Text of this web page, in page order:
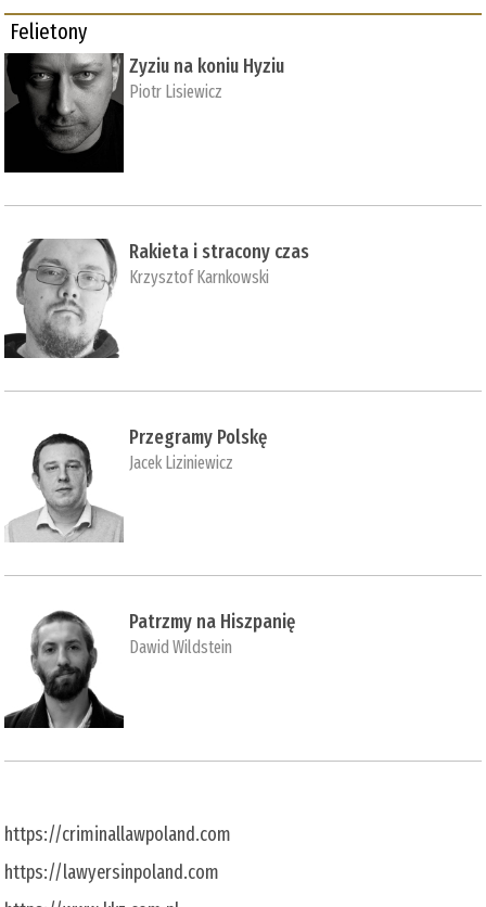
Felietony
Zyziu na koniu Hyziu
Piotr Lisiewicz
Rakieta i stracony czas
Krzysztof Karnkowski
Przegramy Polskę
Jacek Liziniewicz
Patrzmy na Hiszpanię
Dawid Wildstein
https://criminallawpoland.com
https://lawyersinpoland.com